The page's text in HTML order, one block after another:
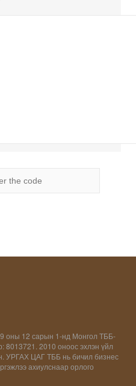
оны 12 сарын 1-нд Монгол ТББ-
8013721. 2010 оноос эхлэн үйл
УРГАХ ЦАГ ТББ нь бичил бизнес
ахиулснаар орлого